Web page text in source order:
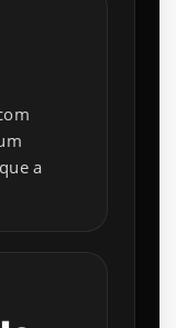
a